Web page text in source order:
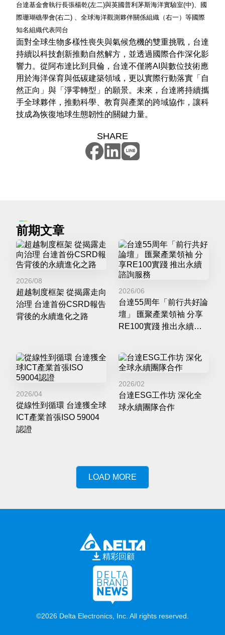
台達基金會執行長張楊乾(左二)與英國普利茅斯海洋實驗室(中)、國
際珊瑚礁學會(右二) 、全球海洋觀測夥伴關係組織（右一）等國際
知名組織代表同台
面對全球生物多樣性喪失與氣候危機的雙重挑戰，台達
持續以科技創新推動自然解方，並透過國際合作深化影
響力。從阿布達比到貝倫，台達不僅將AI與數位技術應
用於海洋保育與低碳建築領域，更以實際行動落實「自
然正向」與「淨零轉型」的願景。未來，台達將持續攜
手全球夥伴，推動科學、教育與產業的跨域協作，讓科
技成為恢復地球生態韌性的關鍵力量。
SHARE
前期文章
2026/08
超越制度框架 從揭露走向
治理 台達首份CSRD報告
背後的永續進化之路
2026/06
台達55周年「前行共好論
壇」 匯聚產業領袖 分享
RE100實踐 推出永續諮
2026/04
從線性到循環 台達獲全球
ICT產業首張ISO 59004
認證
2026/02
台達ESG工作坊 深化全
球永續團隊合作
LOAD MORE
精彩回顧
©2026 Delta Electronics, Inc. All rights reserved.